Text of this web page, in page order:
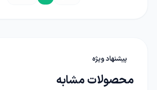
پیشنهاد ویژه
محصولات مشابه